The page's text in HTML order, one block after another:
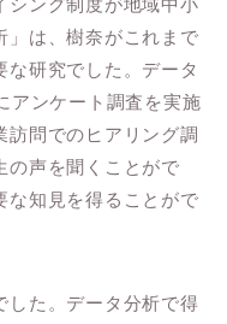
シング制度が地域中小
」は、樹奈がこれまで
研究でした。データ
アンケート調査を実施
訪問でのヒアリング調
の声を聞くことがで
な知見を得ることがで
した。データ分析で得